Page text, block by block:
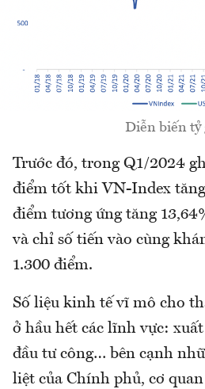
Diễn biến tỷ
Trước đó, trong Q1/2024
điểm tốt khi VN-Index
điểm tương ứng tăng
và chỉ số tiến vào cùng
1.300 điểm.
Số liệu kinh tế vĩ mô cho
ở hầu hết các lĩnh vực:
đầu tư công… bên cạnh
liệt của Chính phủ, cơ